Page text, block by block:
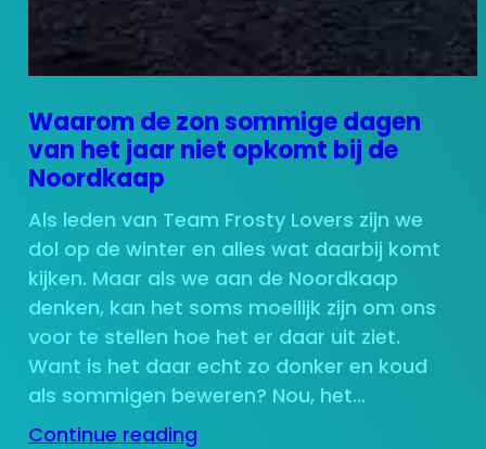
Waarom de zon sommige dagen
van het jaar niet opkomt bij de
Noordkaap
Als leden van Team Frosty Lovers zijn we
dol op de winter en alles wat daarbij komt
kijken. Maar als we aan de Noordkaap
denken, kan het soms moeilijk zijn om ons
voor te stellen hoe het er daar uit ziet.
Want is het daar echt zo donker en koud
als sommigen beweren? Nou, het…
Continue reading